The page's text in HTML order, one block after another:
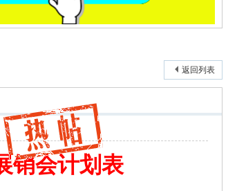
返回列表
销会计划表